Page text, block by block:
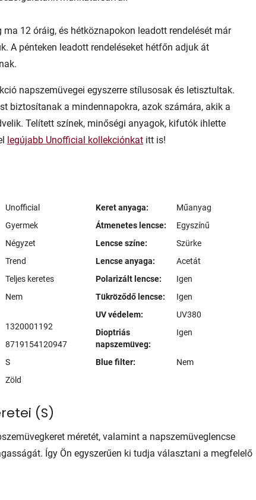
ma 12 óráig, és hétköznapokon leadott rendelését már
A pénteken leadott rendeléseket hétfőn adjuk át
napszemüvegei egyszerre stílusosak és letisztultak.
biztosítanak a mindennapokra, azok számára, akik a
Telített színek, minőségi anyagok, kifutók ihlette
legújabb Unofficial kollekciónkat itt is!
Unofficial
Gyermek
Négyzet
Trend
Teljes keretes
Nem
1320001192
8719154120947
S
Zöld
Keret anyaga:
Műanyag
Átmenetes lencse:
Egyszínű
Lencse színe:
Szürke
Lencse anyaga:
Acetát
Polarizált lencse:
Igen
Tükröződő lencse:
Igen
UV védelem:
UV380
Dioptriás
napszemüveg:
Igen
Blue filter: Nem
(S)
méretét, valamint a napszemüveglencse
Így Ön egyszerűen ki tudja választani a megfelelő